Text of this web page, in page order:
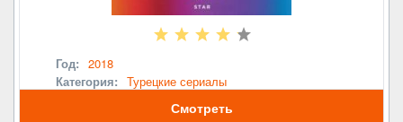
Год: 2018
Категория: Турецкие сериалы
Смотреть